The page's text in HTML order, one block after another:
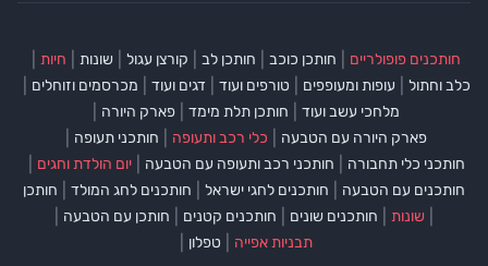
חותכנים פופולריים חותכן כוכב חותכן לב קורצן עגול שונות חיות
כלב וחתול עופות ומעופפים טורפים ועוד דגים ועוד מכרסמים וזוחלים
מלחכי עשב ועוד חותכן תלת מימד פארק היורה
פארק היורה עם הטבעה כלי רכב ותעופה חותכני תעופה
חותכני כלי תחבורה חותכני רכב ותעופה עם הטבעה יום הולדת וחגים
חותכנים עם הטבעה חותכנים לחגי ישראל חותכנים לחג המולד חותכן
שונות חותכנים שונים חותכנים קטנים חותכן עם הטבעה
תבניות אפייה טפלון